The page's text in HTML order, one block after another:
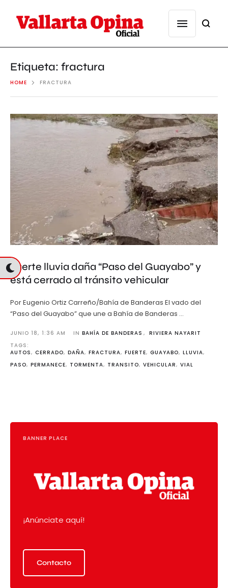
Etiqueta: fractura
HOME FRACTURA
Fuerte lluvia daña “Paso del Guayabo” y
está cerrado al tránsito vehicular
Por Eugenio Ortiz Carreño/Bahía de Banderas El vado del
“Paso del Guayabo” que une a Bahía de Banderas …
JUNIO 18, 1:36 AM IN BAHÍA DE BANDERAS , RIVIERA NAYARIT
TAGS:
AUTOS, CERRADO, DAÑA, FRACTURA, FUERTE, GUAYABO, LLUVIA,
PASO, PERMANECE, TORMENTA, TRANSITO, VEHICULAR, VIAL
BANNER PLACE
¡Anúnciate aquí!
Contacto